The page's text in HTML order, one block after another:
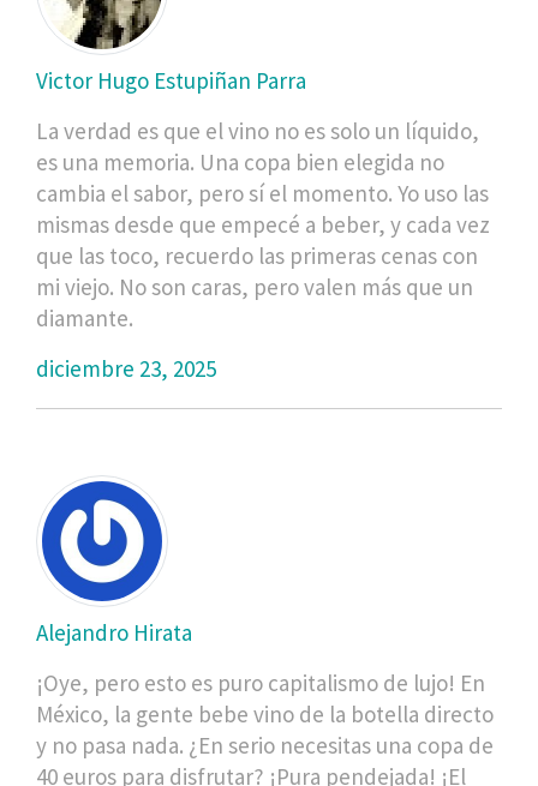
Victor Hugo Estupiñan Parra
La verdad es que el vino no es solo un líquido,
es una memoria. Una copa bien elegida no
cambia el sabor, pero sí el momento. Yo uso las
mismas desde que empecé a beber, y cada vez
que las toco, recuerdo las primeras cenas con
mi viejo. No son caras, pero valen más que un
diamante.
diciembre 23, 2025
Alejandro Hirata
¡Oye, pero esto es puro capitalismo de lujo! En
México, la gente bebe vino de la botella directo
y no pasa nada. ¿En serio necesitas una copa de
40 euros para disfrutar? ¡Pura pendejada! ¡El